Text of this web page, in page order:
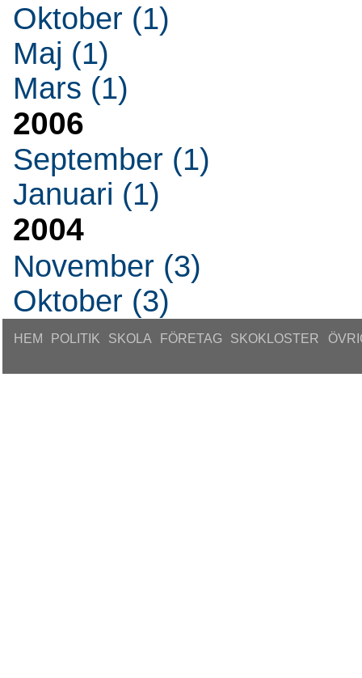
Oktober (1)
Maj (1)
Mars (1)
2006
September (1)
Januari (1)
2004
November (3)
Oktober (3)
HEM POLITIK SKOLA FÖRETAG SKOKLOSTER